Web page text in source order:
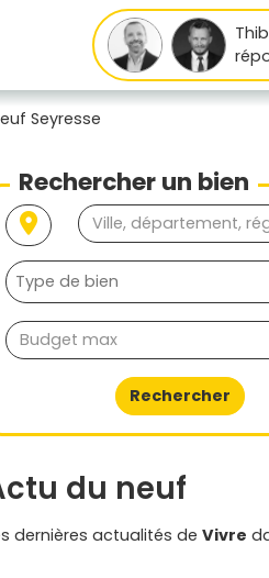
Seyresse
Rechercher un bien
Rechercher
du neuf
dernières actualités de Vivre